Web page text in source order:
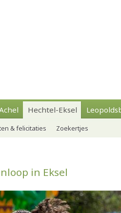
Hechtel-Eksel
& felicitaties Zoekertjes
in Eksel